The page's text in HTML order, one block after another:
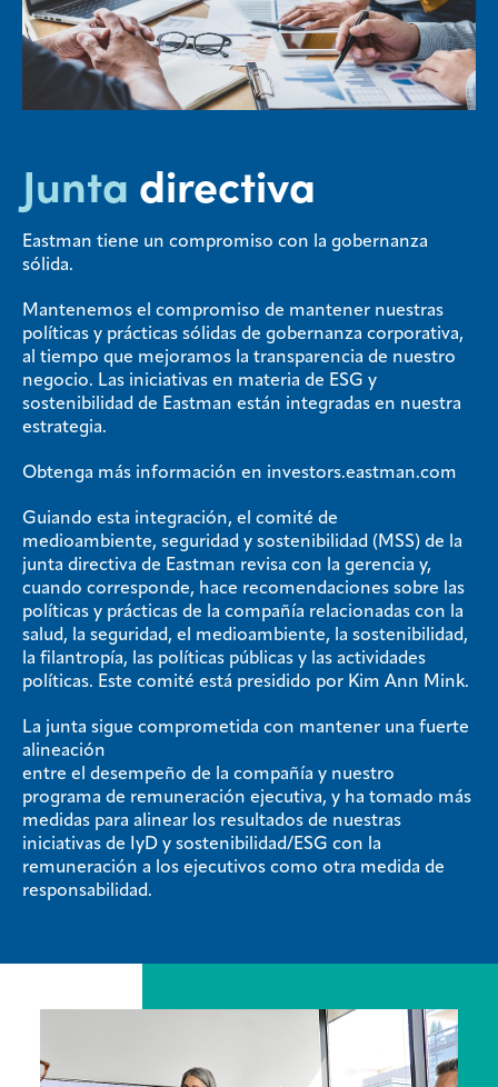
Junta directiva
Eastman tiene un compromiso con la gobernanza
sólida.
Mantenemos el compromiso de mantener nuestras
políticas y prácticas sólidas de gobernanza corporativa,
al tiempo que mejoramos la transparencia de nuestro
negocio. Las iniciativas en materia de ESG y
sostenibilidad de Eastman están integradas en nuestra
estrategia.
Obtenga más información en investors.eastman.com
Guiando esta integración, el comité de
medioambiente, seguridad y sostenibilidad (MSS) de la
junta directiva de Eastman revisa con la gerencia y,
cuando corresponde, hace recomendaciones sobre las
políticas y prácticas de la compañía relacionadas con la
salud, la seguridad, el medioambiente, la sostenibilidad,
la filantropía, las políticas públicas y las actividades
políticas. Este comité está presidido por Kim Ann Mink.
La junta sigue comprometida con mantener una fuerte
alineación
entre el desempeño de la compañía y nuestro
programa de remuneración ejecutiva, y ha tomado más
medidas para alinear los resultados de nuestras
iniciativas de IyD y sostenibilidad/ESG con la
remuneración a los ejecutivos como otra medida de
responsabilidad.